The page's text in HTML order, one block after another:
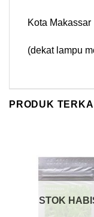
Kota Makassar
(dekat lampu
PRODUK
STOK